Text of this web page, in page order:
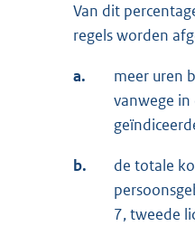
Van dit
regels worden
a.
meer uren
vanwege in
b.
de totale
7, tweede